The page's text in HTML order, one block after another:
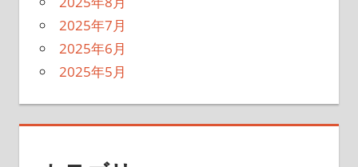
2025年7月
2025年6月
2025年5月